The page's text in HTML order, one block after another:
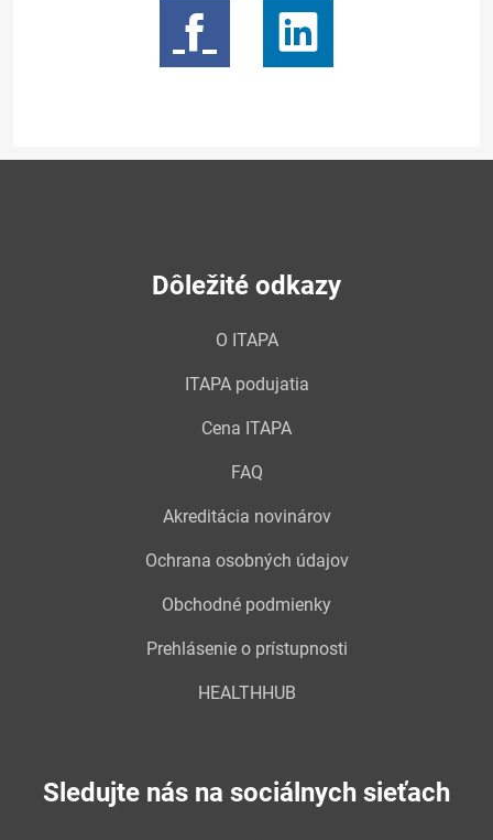
Dôležité odkazy
O ITAPA
ITAPA podujatia
Cena ITAPA
FAQ
Akreditácia novinárov
Ochrana osobných údajov
Obchodné podmienky
Prehlásenie o prístupnosti
HEALTHHUB
Sledujte nás na sociálnych sieťach